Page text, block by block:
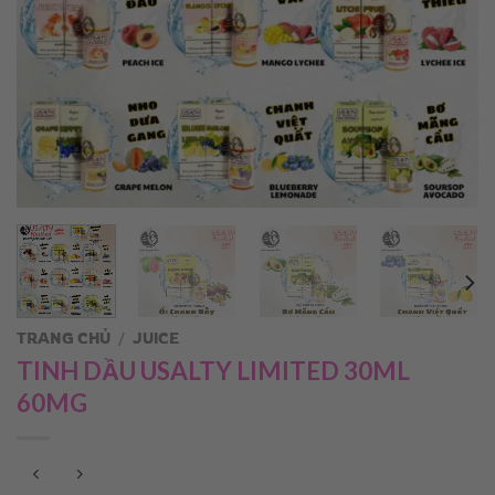
TRANG CHỦ / JUICE
TINH DẦU USALTY LIMITED 30ML
60MG